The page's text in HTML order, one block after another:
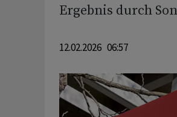
Ergebnis durch
12.02.2026 06:57